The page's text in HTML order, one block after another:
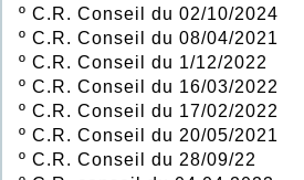
º C.R. Conseil du 02/10/2024
º C.R. Conseil du 08/04/2021
º C.R. Conseil du 1/12/2022
º C.R. Conseil du 16/03/2022
º C.R. Conseil du 17/02/2022
º C.R. Conseil du 20/05/2021
º C.R. Conseil du 28/09/22